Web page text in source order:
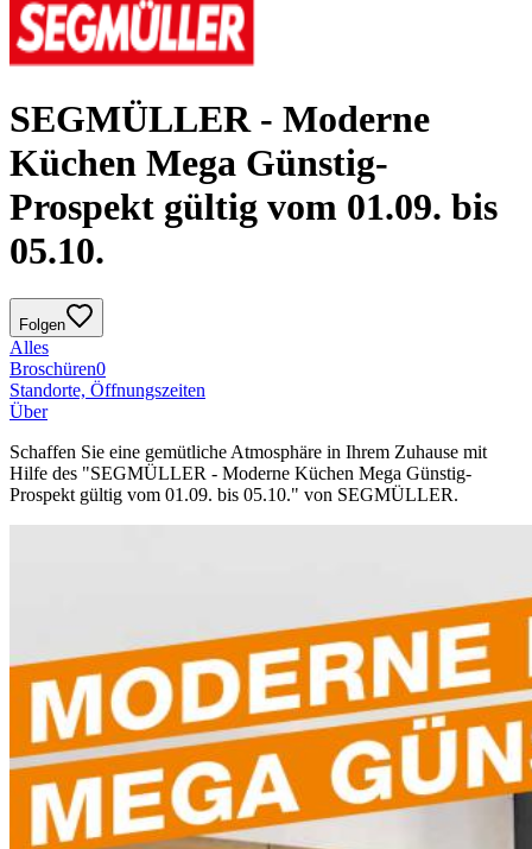
SEGMÜLLER - Moderne
Küchen Mega Günstig-
Prospekt gültig vom 01.09. bis
05.10.
Folgen
Alles
Broschüren0
Standorte, Öffnungszeiten
Über
Schaffen Sie eine gemütliche Atmosphäre in Ihrem Zuhause mit
Hilfe des "SEGMÜLLER - Moderne Küchen Mega Günstig-
Prospekt gültig vom 01.09. bis 05.10." von SEGMÜLLER.